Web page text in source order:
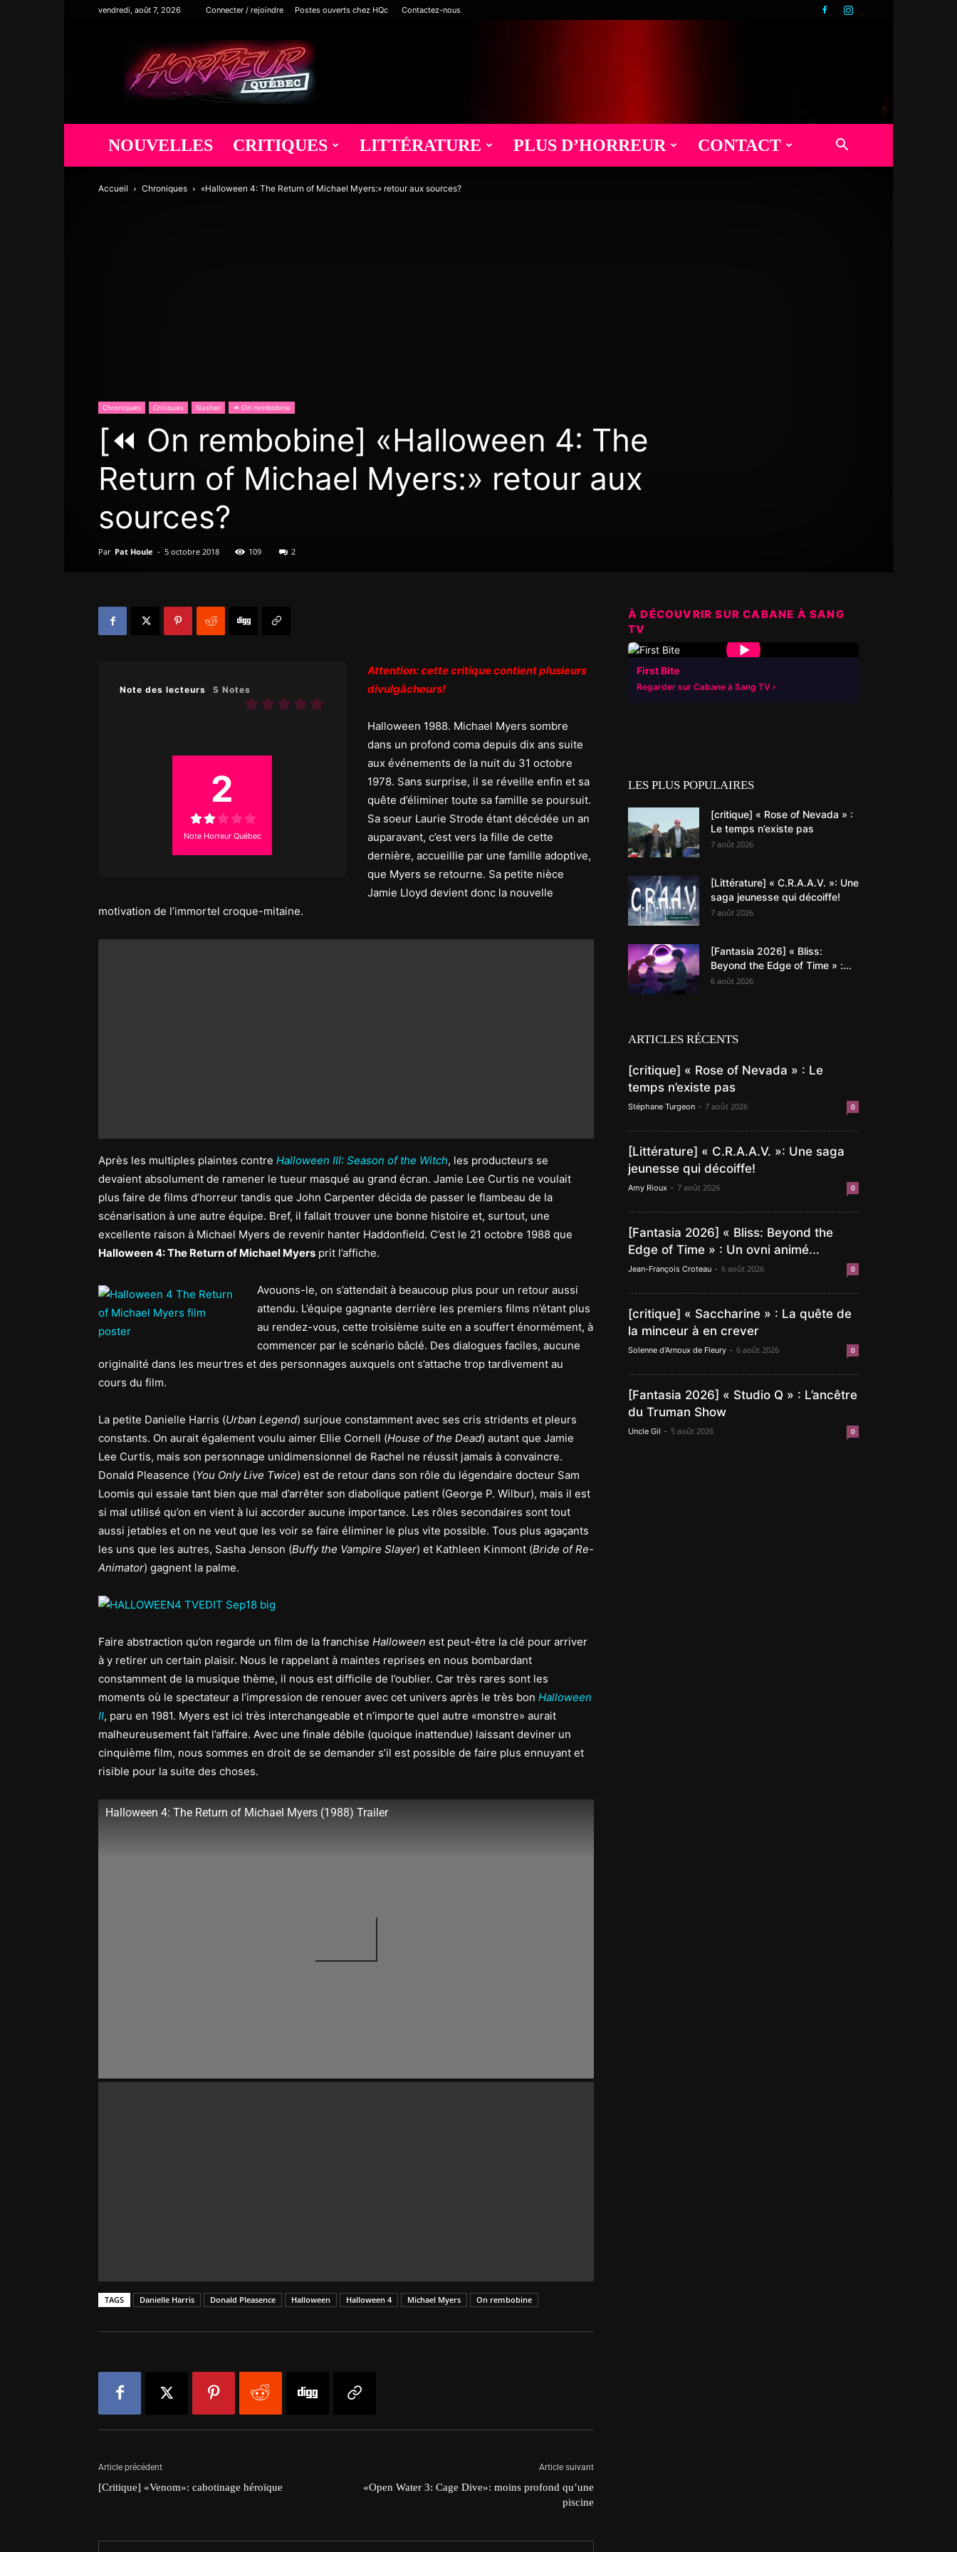
vendredi, août 7, 2026 Connecter / rejoindre Postes ouverts chez HQc Contactez-nous
Horreur
Québec
NOUVELLES CRITIQUES LITTÉRATURE PLUS D’HORREUR CONTACT
Accueil Chroniques «Halloween 4: The Return of Michael Myers:» retour aux sources?
Chroniques Critiques Slasher ⏪ On rembobine
[⏪ On rembobine] «Halloween 4: The
Return of Michael Myers:» retour aux
sources?
Par Pat Houle - 5 octobre 2018 109 2
Note des lecteurs 5 Notes
2
Note Horreur Québec
Attention: cette critique contient plusieurs
divulgâcheurs!
Halloween 1988. Michael Myers sombre
dans un profond coma depuis dix ans suite
aux événements de la nuit du 31 octobre
1978. Sans surprise, il se réveille enfin et sa
quête d’éliminer toute sa famille se poursuit.
Sa soeur Laurie Strode étant décédée un an
auparavant, c’est vers la fille de cette
dernière, accueillie par une famille adoptive,
que Myers se retourne. Sa petite nièce
Jamie Lloyd devient donc la nouvelle
motivation de l’immortel croque-mitaine.
Après les multiples plaintes contre Halloween III: Season of the Witch, les producteurs se
devaient absolument de ramener le tueur masqué au grand écran. Jamie Lee Curtis ne voulait
plus faire de films d’horreur tandis que John Carpenter décida de passer le flambeau de la
scénarisation à une autre équipe. Bref, il fallait trouver une bonne histoire et, surtout, une
excellente raison à Michael Myers de revenir hanter Haddonfield. C’est le 21 octobre 1988 que
Halloween 4: The Return of Michael Myers prit l’affiche.
Avouons-le, on s’attendait à beaucoup plus pour un retour aussi
attendu. L’équipe gagnante derrière les premiers films n’étant plus
au rendez-vous, cette troisième suite en a souffert énormément, à
commencer par le scénario bâclé. Des dialogues faciles, aucune
originalité dans les meurtres et des personnages auxquels ont s’attache trop tardivement au
cours du film.
La petite Danielle Harris (Urban Legend) surjoue constamment avec ses cris stridents et pleurs
constants. On aurait également voulu aimer Ellie Cornell (House of the Dead) autant que Jamie
Lee Curtis, mais son personnage unidimensionnel de Rachel ne réussit jamais à convaincre.
Donald Pleasence (You Only Live Twice) est de retour dans son rôle du légendaire docteur Sam
Loomis qui essaie tant bien que mal d’arrêter son diabolique patient (George P. Wilbur), mais il est
si mal utilisé qu’on en vient à lui accorder aucune importance. Les rôles secondaires sont tout
aussi jetables et on ne veut que les voir se faire éliminer le plus vite possible. Tous plus agaçants
les uns que les autres, Sasha Jenson (Buffy the Vampire Slayer) et Kathleen Kinmont (Bride of Re-
Animator) gagnent la palme.
Faire abstraction qu’on regarde un film de la franchise Halloween est peut-être la clé pour arriver
à y retirer un certain plaisir. Nous le rappelant à maintes reprises en nous bombardant
constamment de la musique thème, il nous est difficile de l’oublier. Car très rares sont les
moments où le spectateur a l’impression de renouer avec cet univers après le très bon Halloween
II, paru en 1981. Myers est ici très interchangeable et n’importe quel autre «monstre» aurait
malheureusement fait l’affaire. Avec une finale débile (quoique inattendue) laissant deviner un
cinquième film, nous sommes en droit de se demander s’il est possible de faire plus ennuyant et
risible pour la suite des choses.
Halloween 4: The Return of Michael Myers (1988) Trailer
TAGS Danielle Harris Donald Pleasence Halloween Halloween 4 Michael Myers On rembobine
Article précédent
[Critique] «Venom»: cabotinage héroïque
Article suivant
«Open Water 3: Cage Dive»: moins profond qu’une
piscine
À DÉCOUVRIR SUR CABANE À SANG
TV
▶
First Bite
Regarder sur Cabane à Sang TV
LES PLUS POPULAIRES
[critique] « Rose of Nevada » :
Le temps n’existe pas
7 août 2026
[Littérature] « C.R.A.A.V. »: Une
saga jeunesse qui décoiffe!
7 août 2026
[Fantasia 2026] « Bliss:
Beyond the Edge of Time » :...
6 août 2026
ARTICLES RÉCENTS
[critique] « Rose of Nevada » : Le
temps n’existe pas
Stéphane Turgeon - 7 août 2026 0
[Littérature] « C.R.A.A.V. »: Une saga
jeunesse qui décoiffe!
Amy Rioux - 7 août 2026 0
[Fantasia 2026] « Bliss: Beyond the
Edge of Time » : Un ovni animé...
Jean-François Croteau - 6 août 2026 0
[critique] « Saccharine » : La quête de
la minceur à en crever
Solenne d'Arnoux de Fleury - 6 août 2026 0
[Fantasia 2026] « Studio Q » : L’ancêtre
du Truman Show
Uncle Gil - 5 août 2026 0